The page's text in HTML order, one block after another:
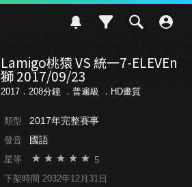
Lamigo桃猿 VS 統一7-ELEVEn
獅 2017/09/23
2017．208分鐘 ． 普遍級 ．HD畫質
類型 2017年完整賽事
發音 國語
星等 5
下架時間 2032年12月31日